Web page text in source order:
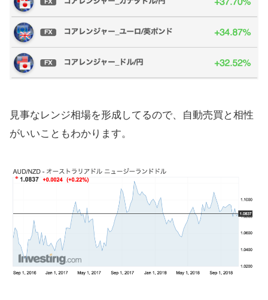
見事なレンジ相場を形成してるので、自動売買と相性
がいいこともわかります。